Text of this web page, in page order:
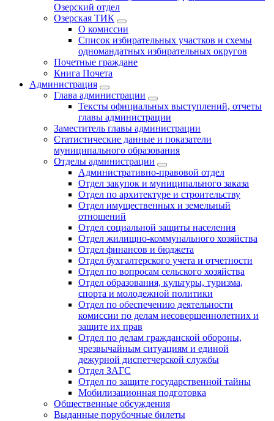
Озерский отдел
Озерская ТИК
О комиссии
Список избирательных участков и схемы
одномандатных избирательных округов
Почетные граждане
Книга Почета
Администрация
Глава администрации
Тексты официальных выступлений, отчеты
главы администрации
Заместитель главы администрации
Статистические данные и показатели
муниципального образования
Отделы администрации
Административно-правовой отдел
Отдел закупок и муниципального заказа
Отдел по архитектуре и строительству
Отдел имущественных и земельный
отношений
Отдел социальной защиты населения
Отдел жилищно-коммунального хозяйства
Отдел финансов и бюджета
Отдел бухгалтерского учета и отчетности
Отдел по вопросам сельского хозяйства
Отдел образования, культуры, туризма,
спорта и молодежной политики
Отдел по обеспечению деятельности
комиссии по делам несовершеннолетних и
защите их прав
Отдел по делам гражданской обороны,
чрезвычайным ситуациям и единой
дежурной диспетчерской службы
Отдел ЗАГС
Отдел по защите государственной тайны
Мобилизационная подготовка
Общественные обсуждения
Выданные порубочные билеты